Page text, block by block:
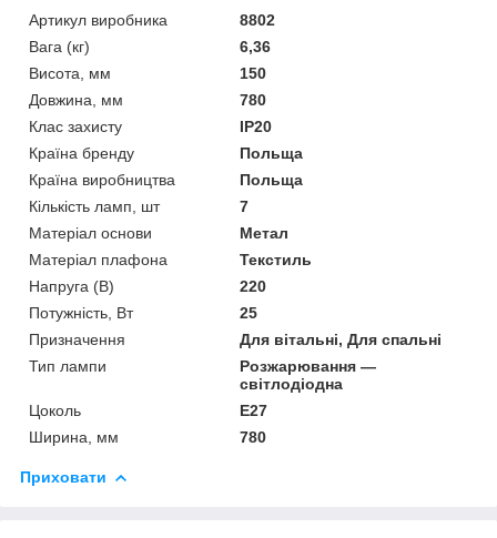
Артикул виробника
8802
Вага (кг)
6,36
Висота, мм
150
Довжина, мм
780
Клас захисту
IP20
Країна бренду
Польща
Країна виробництва
Польща
Кількість ламп, шт
7
Матеріал основи
Метал
Матеріал плафона
Текстиль
Напруга (В)
220
Потужність, Вт
25
Призначення
Для вітальні, Для спальні
Тип лампи
Розжарювання —
світлодіодна
Цоколь
E27
Ширина, мм
780
Приховати